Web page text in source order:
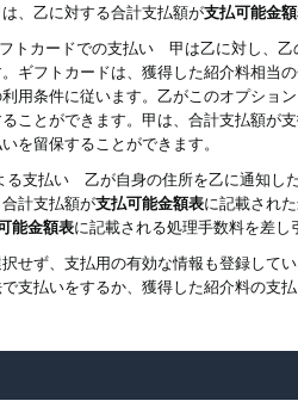
、乙に対する合計支払額が支払可能金
トカードでの支払い 甲は乙に対し、乙
ギフトカードは、獲得した紹介料相当
用条件に従います。乙がこのオプショ
ことができます。甲は、合計支払額が
を留保することができます。
る支払い 乙が自身の住所を乙に通知し
計支払額が支払可能金額表に記載され
能金額表に記載される処理手数料を差し
せず、支払用の有効な情報も登録して
支払いをするか、獲得した紹介料の支